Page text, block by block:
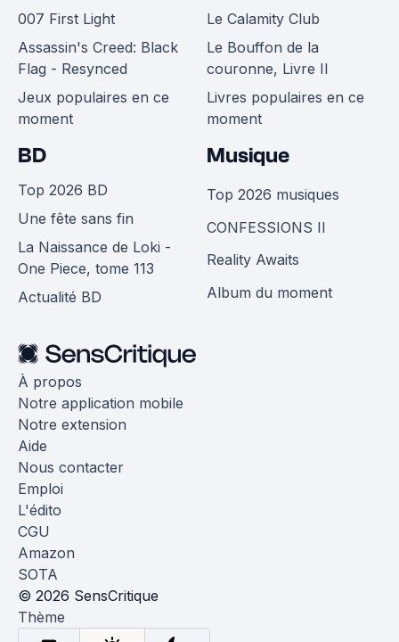
007 First Light
Assassin's Creed: Black
Flag - Resynced
Jeux populaires en ce
moment
Le Calamity Club
Le Bouffon de la
couronne, Livre II
Livres populaires en ce
moment
BD
Top 2026 BD
Une fête sans fin
La Naissance de Loki -
One Piece, tome 113
Actualité BD
Musique
Top 2026 musiques
CONFESSIONS II
Reality Awaits
Album du moment
À propos
Notre application mobile
Notre extension
Aide
Nous contacter
Emploi
L'édito
CGU
Amazon
SOTA
© 2026 SensCritique
Thème